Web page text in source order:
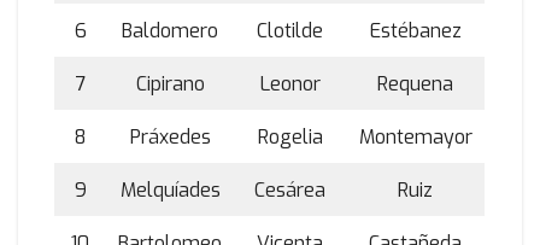
6 Baldomero Clotilde Estébanez
7 Cipirano Leonor Requena
8 Práxedes Rogelia Montemayor
9 Melquíades Cesárea Ruiz